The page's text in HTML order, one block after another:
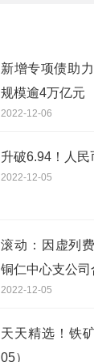
新增专项债助
规模逾4万亿元
2022-12-06
升破6.94！人民
2022-12-05
滚动：因虚列
铜仁中心支公
2022-12-05
天天精选！铁
05）